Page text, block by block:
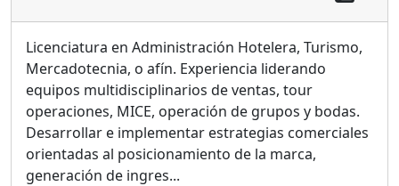
Licenciatura en Administración Hotelera, Turismo,
Mercadotecnia, o afín. Experiencia liderando
equipos multidisciplinarios de ventas, tour
operaciones, MICE, operación de grupos y bodas.
Desarrollar e implementar estrategias comerciales
orientadas al posicionamiento de la marca,
generación de ingres...